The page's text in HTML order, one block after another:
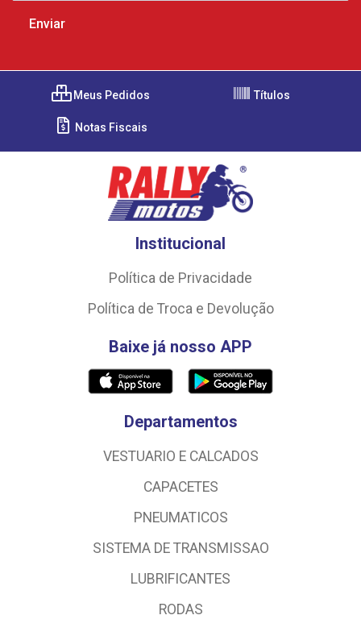
Meus Pedidos Títulos
Notas Fiscais
Institucional
Política de Privacidade
Política de Troca e Devolução
Baixe já nosso APP
Departamentos
VESTUARIO E CALCADOS
CAPACETES
PNEUMATICOS
SISTEMA DE TRANSMISSAO
LUBRIFICANTES
RODAS